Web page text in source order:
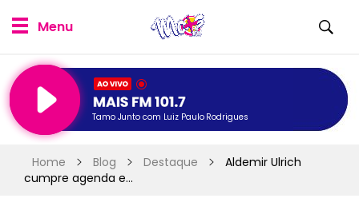
Tamo Junto com Luiz Paulo Rodrigues
Home Blog Destaque
Aldemir Ulrich
cumpre agenda e...